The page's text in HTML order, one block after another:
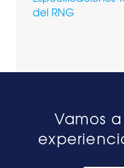
del RNG
Vamos